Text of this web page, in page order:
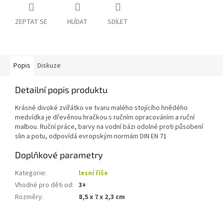
ZEPTAT SE HLÍDAT SDÍLET
Popis Diskuze
Detailní popis produktu
Krásné divoké zvířátko ve tvaru malého stojícího hnědého
medvídka je dřevěnou hračkou s ručním opracováním a ruční
malbou. Ruční práce, barvy na vodní bázi odolné proti působení
slin a potu, odpovídá evropským normám DIN EN 71
Doplňkové parametry
Kategorie:
lesní říše
Vhodné pro děti od: 3+
Rozměry: 8,5 x 7 x 2,3 cm